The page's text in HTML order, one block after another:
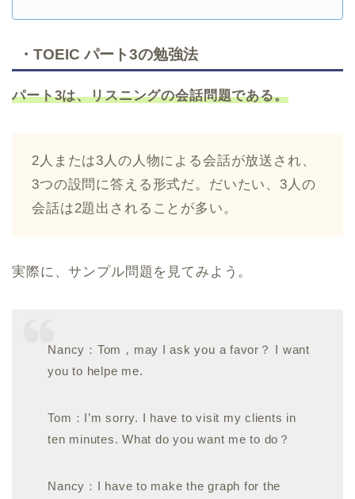
・TOEIC パート3の勉強法
パート3は、リスニングの会話問題である。
2人または3人の人物による会話が放送され、
3つの設問に答える形式だ。だいたい、3人の
会話は2題出されることが多い。
実際に、サンプル問題を見てみよう。
Nancy：Tom，may I ask you a favor？ I want
you to helpe me.
Tom：I’m sorry. I have to visit my clients in
ten minutes. What do you want me to do？
Nancy：I have to make the graph for the